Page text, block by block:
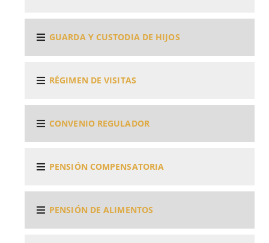
GUARDA Y CUSTODIA DE HIJOS
RÉGIMEN DE VISITAS
CONVENIO REGULADOR
PENSIÓN COMPENSATORIA
PENSIÓN DE ALIMENTOS